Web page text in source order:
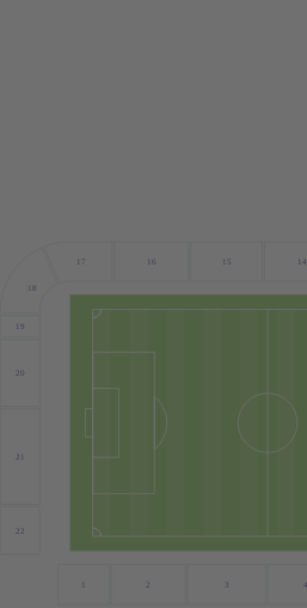
14
15
16
17
4
3
2
1
22
21
20
19
18